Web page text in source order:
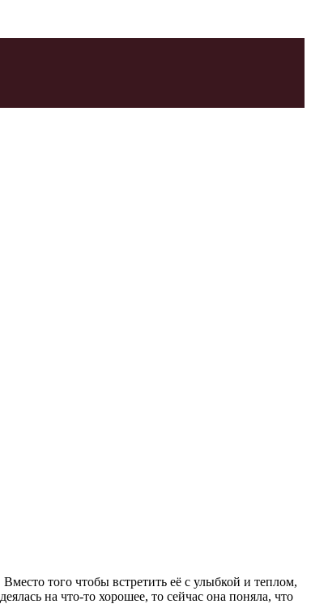
того чтобы встретить её с улыбкой и теплом,
на что-то хорошее, то сейчас она поняла, что